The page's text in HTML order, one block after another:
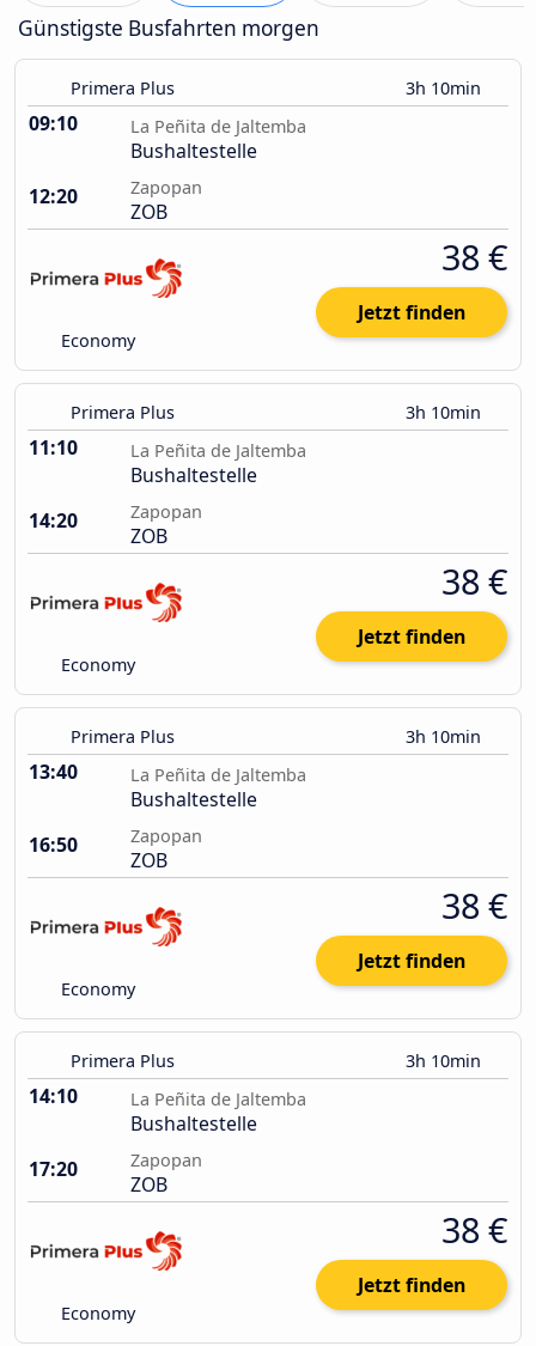
Günstigste Busfahrten morgen
Primera Plus 3h 10min
09:10 La Peñita de Jaltemba
Bushaltestelle
12:20
Zapopan
ZOB
Economy
38 €
Jetzt finden
Primera Plus 3h 10min
11:10 La Peñita de Jaltemba
Bushaltestelle
14:20
Zapopan
ZOB
Economy
38 €
Jetzt finden
Primera Plus 3h 10min
13:40 La Peñita de Jaltemba
Bushaltestelle
16:50
Zapopan
ZOB
Economy
38 €
Jetzt finden
Primera Plus 3h 10min
14:10 La Peñita de Jaltemba
Bushaltestelle
17:20
Zapopan
ZOB
Economy
38 €
Jetzt finden